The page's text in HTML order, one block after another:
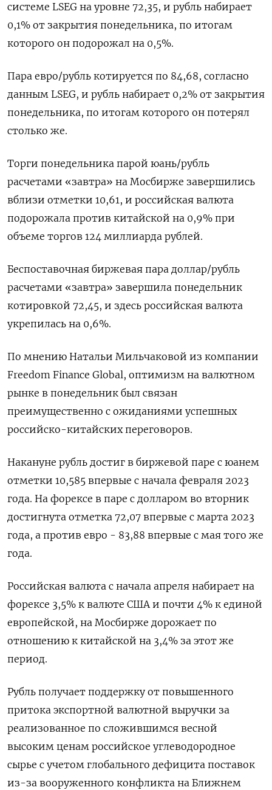
системе LSEG на уровне 72,35, ​и рубль ⁠набирает
0,1% от закрытия понедельника, по итогам
которого он подорожал на 0,5%.
Пара евро/рубль котируется по ‌84,68, согласно
данным LSEG, и рубль набирает 0,2% от закрытия
‌понедельника, по итогам которого он потерял
столько же.
Торги понедельника парой юань/рубль
расчетами «завтра» на Мосбирже завершились
вблизи отметки 10,61, и российская валюта
подорожала ​против китайской на 0,9% при
объеме торгов 124 миллиарда рублей.
Беспоставочная биржевая пара доллар/рубль
расчетами «завтра» завершила понедельник
котировкой 72,45, и ‌здесь российская валюта
укрепилась на 0,6%.
По мнению Натальи Мильчаковой из компании
Freedom Finance Global, оптимизм на валютном
рынке в ​понедельник был связан
преимущественно с ожиданиями успешных
российско-китайских переговоров.
Накануне рубль достиг в биржевой паре с юанем
отметки 10,585 впервые с начала ‌февраля 2023
года. На форексе в паре с долларом во вторник
достигнута отметка 72,07 впервые с марта 2023
года, а против евро - 83,88 впервые с мая того же
года.
Российская валюта с начала апреля набирает ​на
форексе 3,5% к валюте США ​и почти 4% к единой
‌европейской, на Мосбирже дорожает по
отношению к китайской на 3,4% за этот же
период.
Рубль получает поддержку от повышенного ​
притока экспортной валютной выручки за
реализованное по сложившимся весной
высоким ценам российское углеводородное
сырье с учетом глобального дефицита поставок
из-за вооруженного конфликта на Ближнем